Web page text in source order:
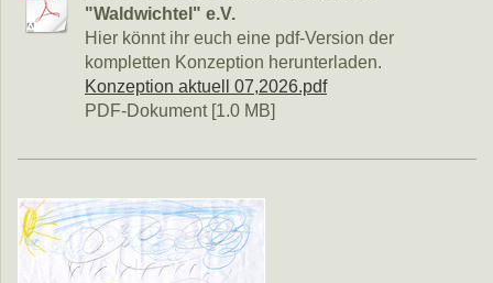
"Waldwichtel" e.V.
Hier könnt ihr euch eine pdf-Version der
kompletten Konzeption herunterladen.
Konzeption aktuell 07,2026.pdf
PDF-Dokument [1.0 MB]